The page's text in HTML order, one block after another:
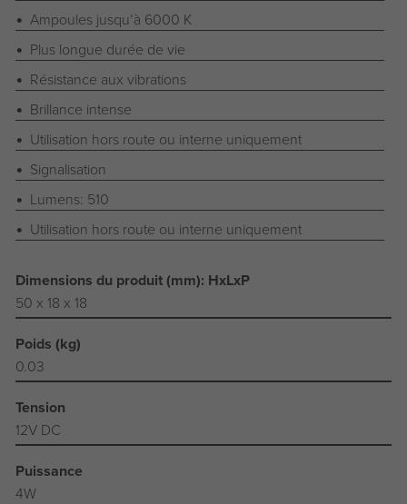
Ampoules jusqu’à 6000 K
Plus longue durée de vie
Résistance aux vibrations
Brillance intense
Utilisation hors route ou interne uniquement
Signalisation
Lumens: 510
Utilisation hors route ou interne uniquement
Dimensions du produit (mm): HxLxP
50 x 18 x 18
Poids (kg)
0.03
Tension
12V DC
Puissance
4W